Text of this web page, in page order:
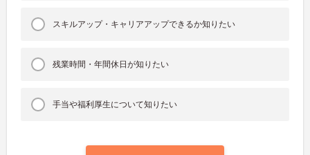
スキルアップ・キャリアアップできるか知りたい
残業時間・年間休日が知りたい
手当や福利厚生について知りたい